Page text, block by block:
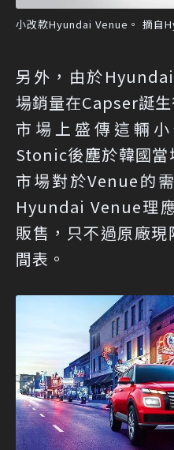
小改款Hyundai Venue。 摘自
另外，由於
場銷量在Capser誕
市場上盛傳這輛
Stonic後塵於韓國當
市場對於Venue的
Hyundai Venue理
販售，只不過原廠
間表。